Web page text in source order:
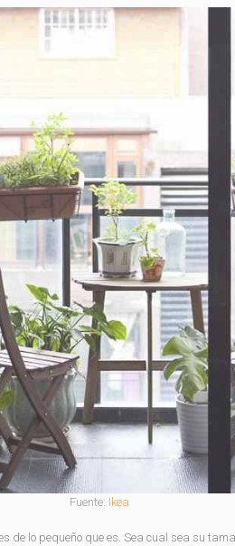
Fuente: Ikea
de lo pequeño que es. Sea cual sea su